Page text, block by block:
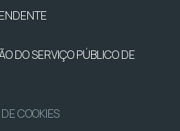
DO SERVIÇO PÚBLICO DE
COOKIES